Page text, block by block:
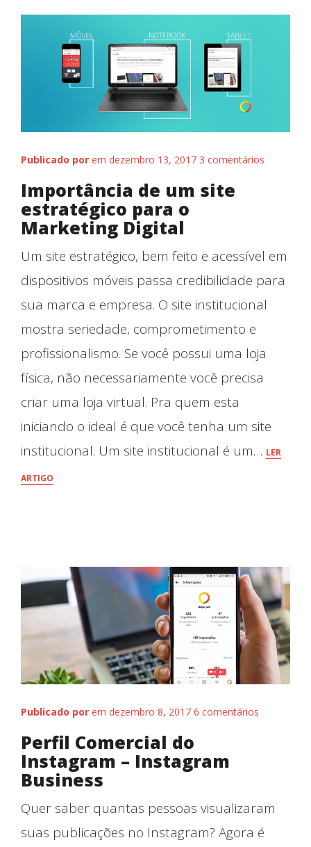
Quem somos
Publicado por em dezembro 13, 2017 3 comentários
Importância de um site
estratégico para o
Marketing Digital
Um site estratégico, bem feito e acessível em
dispositivos móveis passa credibilidade para
sua marca e empresa. O site institucional
mostra seriedade, comprometimento e
profissionalismo. Se você possui uma loja
física, não necessariamente você precisa
criar uma loja virtual. Pra quem esta
iniciando o ideal é que você tenha um site
institucional. Um site institucional é um… LER
ARTIGO
Publicado por em dezembro 8, 2017 6 comentários
Perfil Comercial do
Instagram – Instagram
Business
Quer saber quantas pessoas visualizaram
suas publicações no Instagram? Agora é